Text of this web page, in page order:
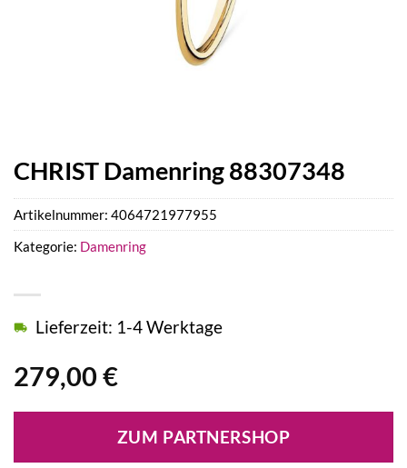
CHRIST Damenring 88307348
279,00 €
Lieferzeit: 1-4 Werktage
ZUM PARTNERSHOP
Artikelnummer: 4064721977955
Kategorie: Damenring